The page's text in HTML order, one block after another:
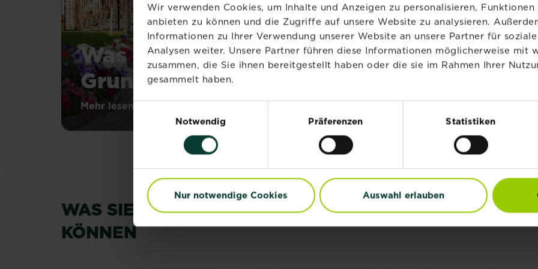
Wir verwenden Cookies, um Inhalte und Anzeigen zu personalisieren,
anbieten zu können und die Zugriffe auf unsere Website zu analysieren.
Informationen zu Ihrer Verwendung unserer Website an unsere Partner für
Analysen weiter. Unsere Partner führen diese Informationen möglicherweise mit
zusammen, die Sie ihnen bereitgestellt haben oder die sie im Rahmen Ihrer
gesammelt haben.
Einwilligungsauswahl
Notwendig
Präferenzen Statistiken
Nur notwendige Cookies Auswahl erlauben
Was sind
Grundstoffe?
Grundstoffe
deiner
Pflanzen
von
Nutzen
Mehr lesenüber Was sind Grundstoffe?
Löwenzahn im
Rasen bekämpfen:
Tipps
Mehr lesenüber Löwenzahn
Mehr lesenüber Kellerassel
WAS SIE IM AUGUST IN IHREM GARTEN TUN
KÖNNEN